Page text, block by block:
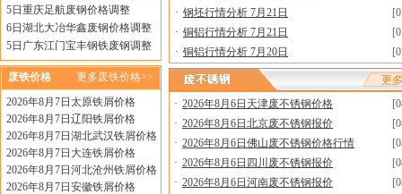
5日重庆足航废钢价格调整
6日湖北大冶华鑫废钢价格调整
5日广东江门宝丰钢铁废钢调整
废铁价格
更多废铁价格>>
2026年8月7日太原铁屑价格
2026年8月7日辽阳铁屑价格
2026年8月7日湖北武汉铁屑价格
2026年8月7日大连铁屑价格
2026年8月7日河北沧州铁屑价格
2026年8月7日安徽铁屑价格
· 钢坯行情分析 7月21日
· 铜铝行情分析 7月21日
· 铜铝行情分析 7月20日
· 2026年8月6日天津废不锈钢价格
· 2026年8月6日北京废不锈钢报价
· 2026年8月6日佛山废不锈钢价格行情
· 2026年8月6日四川废不锈钢报价
· 2026年8月6日河南废不锈钢报价